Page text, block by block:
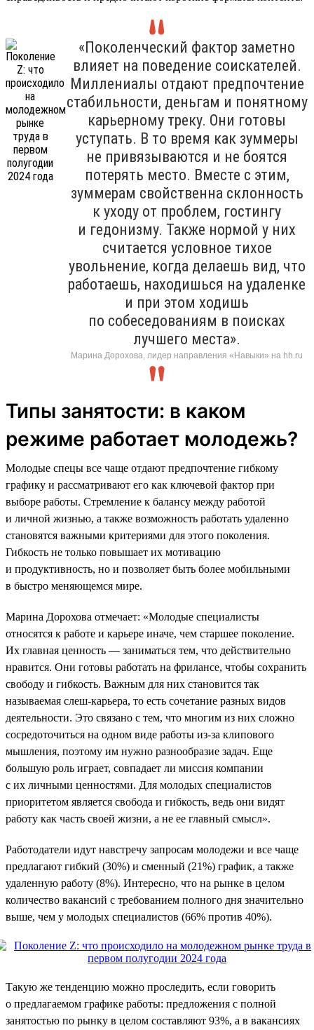
«Поколенческий фактор заметно
влияет на поведение соискателей.
Миллениалы отдают предпочтение
стабильности, деньгам и понятному
карьерному треку. Они готовы
уступать. В то время как зуммеры
не привязываются и не боятся
потерять место. Вместе с этим,
зуммерам свойственна склонность
к уходу от проблем, гостингу
и гедонизму. Также нормой у них
считается условное тихое
увольнение, когда делаешь вид, что
работаешь, находишься на удаленке
и при этом ходишь
по собеседованиям в поисках
лучшего места».
Марина Дорохова, лидер направления «Навыки» на hh.ru
Типы занятости: в каком
режиме работает молодежь?
Молодые спецы все чаще отдают предпочтение гибкому
графику и рассматривают его как ключевой фактор при
выборе работы. Стремление к балансу между работой
и личной жизнью, а также возможность работать удаленно
становятся важными критериями для этого поколения.
Гибкость не только повышает их мотивацию
и продуктивность, но и позволяет быть более мобильными
в быстро меняющемся мире.
Марина Дорохова отмечает: «Молодые специалисты
относятся к работе и карьере иначе, чем старшее поколение.
Их главная ценность — заниматься тем, что действительно
нравится. Они готовы работать на фрилансе, чтобы сохранить
свободу и гибкость. Важным для них становится так
называемая слеш-карьера, то есть сочетание разных видов
деятельности. Это связано с тем, что многим из них сложно
сосредоточиться на одном виде работы из-за клипового
мышления, поэтому им нужно разнообразие задач. Еще
большую роль играет, совпадает ли миссия компании
с их личными ценностями. Для молодых специалистов
приоритетом является свобода и гибкость, ведь они видят
работу как часть своей жизни, а не ее главный смысл».
Работодатели идут навстречу запросам молодежи и все чаще
предлагают гибкий (30%) и сменный (21%) график, а также
удаленную работу (8%). Интересно, что на рынке в целом
количество вакансий с требованием полного дня значительно
выше, чем у молодых специалистов (66% против 40%).
Такую же тенденцию можно проследить, если говорить
о предлагаемом графике работы: предложения с полной
занятостью по рынку в целом составляют 93%, а в вакансиях